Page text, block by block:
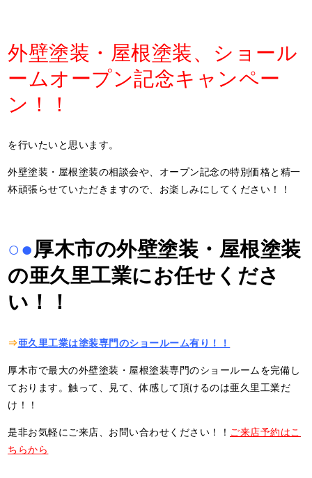
外壁塗装・屋根塗装、ショール
ームオープン記念キャンペー
ン！！
を行いたいと思います。
外壁塗装・屋根塗装の相談会や、オープン記念の特別価格と精一
杯頑張らせていただきますので、お楽しみにしてください！！
○●厚木市の外壁塗装・屋根塗装
の亜久里工業にお任せくださ
い！！
⇒亜久里工業は塗装専門のショールーム有り！！
厚木市で最大の外壁塗装・屋根塗装専門のショールームを完備し
ております。触って、見て、体感して頂けるのは亜久里工業だ
け！！
是非お気軽にご来店、お問い合わせください！！ ご来店予約はこ
ちらから